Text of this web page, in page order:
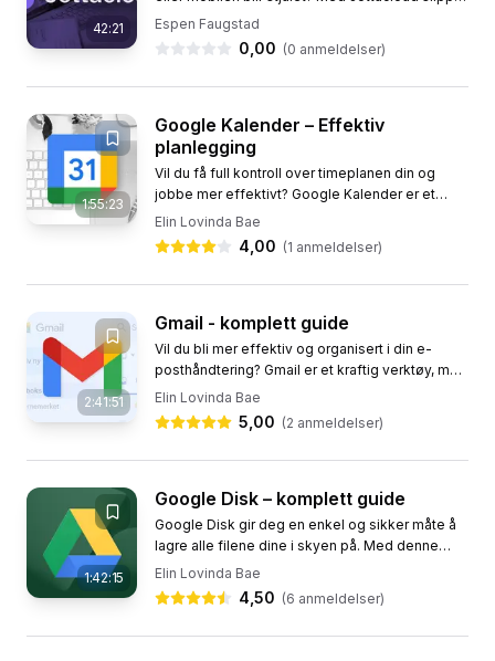
42:21
du å bekymre deg. Denne norske skytjenesten
tar automatisk...
Espen Faugstad
0,00 (0 anmeldelser)
1:55:23
Google Kalender – Effektiv
planlegging
Vil du få full kontroll over timeplanen din og
jobbe mer effektivt? Google Kalender er et
kraftig verktøy som hjelper deg med å
planlegge møter, administrere...
Elin Lovinda Bae
4,00 (1 anmeldelser)
2:41:51
Gmail - komplett guide
Vil du bli mer effektiv og organisert i din e-
posthåndtering? Gmail er et kraftig verktøy, men
for mange blir innboksen raskt kaotisk. Dette
kurset gir deg en...
Elin Lovinda Bae
5,00 (2 anmeldelser)
1:42:15
Google Disk – komplett guide
Google Disk gir deg en enkel og sikker måte å
lagre alle filene dine i skyen på. Med denne
appen kan du få tilgang til dokumenter, bilder og
videoer fra alle...
Elin Lovinda Bae
4,50 (6 anmeldelser)